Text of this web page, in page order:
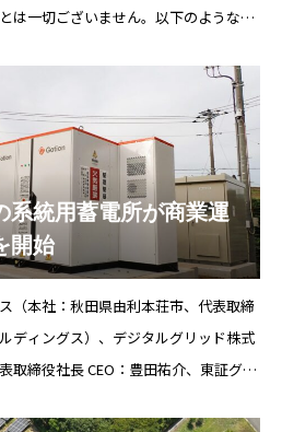
は一切ございません。以下のような内
系統用蓄電所が商業運
開始
（本社：秋田県由利本荘市、代表取締
ディングス）、デジタルグリッド株式
取締役社⻑ CEO：豊⽥祐介、東証グロ